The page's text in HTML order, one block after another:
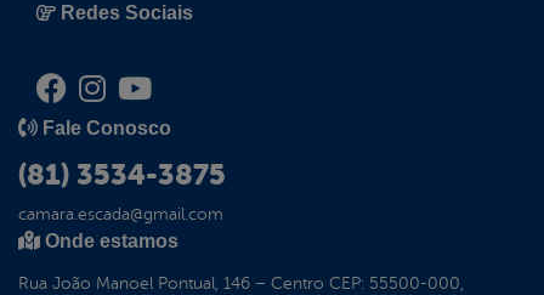
Redes Sociais
Fale Conosco
(81) 3534-3875
camara.escada@gmail.com
Onde estamos
Rua João Manoel Pontual, 146 – Centro CEP: 55500-000,